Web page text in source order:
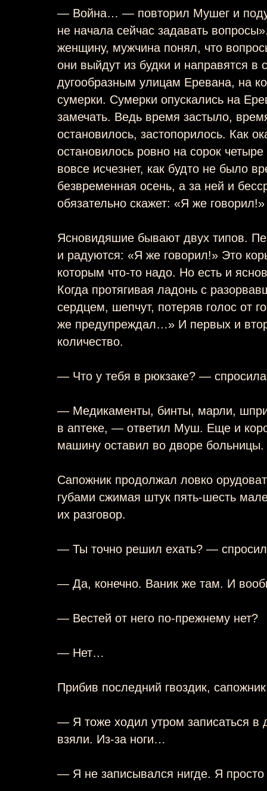
— Война… — повторил Мушег и
не начала сейчас задавать
женщину, мужчина понял, что
они выйдут из будки и направятся в
дугообразным улицам Еревана, на
сумерки. Сумерки опускались на
замечать. Ведь время застыло,
остановилось, застопорилось. Как
остановилось ровно на сорок
вовсе исчезнет, как будто не было
безвременная осень, а за ней и
обязательно скажет: «Я же говорил!»
Ясновидяшие бывают двух типов.
и радуются: «Я же говорил!» Это
которым что-то надо. Но есть и
Когда протягивая ладонь с
сердцем, шепчут, потеряв голос от
же предупреждал…» И первых и
количество.
— Что у тебя в рюкзаке? —
— Медикаменты, бинты, марли,
в аптеке, — ответил Муш. Еще и
машину оставил во дворе больницы.
Сапожник продолжал ловко
губами сжимая штук пять-шесть
их разговор.
— Ты точно решил ехать? —
— Да, конечно. Ваник же там. И
— Вестей от него по-прежнему нет?
— Нет…
Прибив последний гвоздик,
— Я тоже ходил утром записаться
взяли. Из-за ноги…
— Я не записывался нигде. Я